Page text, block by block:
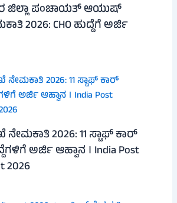
ಜಿಲ್ಲಾ ಪಂಚಾಯತ್ ಆಯುಷ್
2026: CHO ಹುದ್ದೆಗೆ ಅರ್ಜಿ
2026: 11 ಸ್ಟಾಫ್ ಕಾರ್
ಅರ್ಜಿ ಆಹ್ವಾನ । India Post
2026